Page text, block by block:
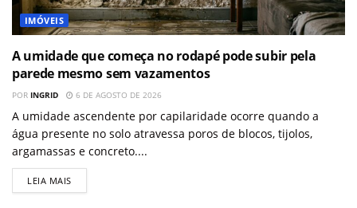
IMÓVEIS
A umidade que começa no rodapé pode subir pela
parede mesmo sem vazamentos
POR INGRID 6 DE AGOSTO DE 2026
A umidade ascendente por capilaridade ocorre quando a
água presente no solo atravessa poros de blocos, tijolos,
argamassas e concreto....
LEIA MAIS